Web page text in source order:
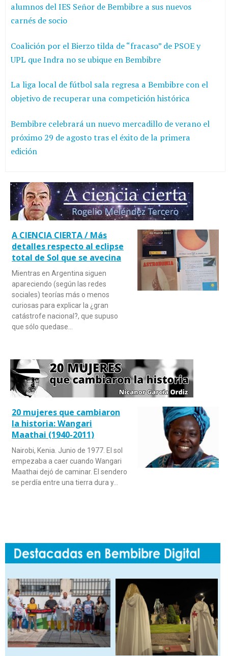
alumnos del IES Señor de Bembibre a sus nuevos
carnés de socio
Coalición por el Bierzo tilda de “fracaso” de PSOE y
UPL que Indra no se ubique en Bembibre
La liga local de fútbol sala regresa a Bembibre con el
objetivo de recuperar una competición histórica
Bembibre celebrará un nuevo mercadillo de verano el
próximo 29 de agosto tras el éxito de la primera
edición
A CIENCIA CIERTA / Más
detalles respecto al eclipse
total de Sol que se avecina
Mientras en Argentina siguen
apareciendo (según las redes
sociales) teorías más o menos
curiosas para explicar la ¿gran
catástrofe nacional?, que supuso
que sólo quedase…
20 mujeres que cambiaron
la historia: Wangari
Maathai (1940-2011)
Nairobi, Kenia. Junio de 1977. El sol
empezaba a caer cuando Wangari
Maathai dejó de caminar. El sendero
se perdía entre una tierra dura y…